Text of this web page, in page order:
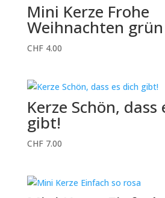
Mini Kerze Frohe
Weihnachten grün
CHF4.00
Kerze Schön, dass
gibt!
CHF7.00